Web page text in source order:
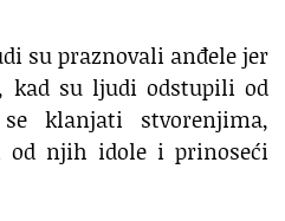
su praznovali anđele jer
kad su ljudi odstupili od
klanjati stvorenjima,
od njih idole i prinoseći